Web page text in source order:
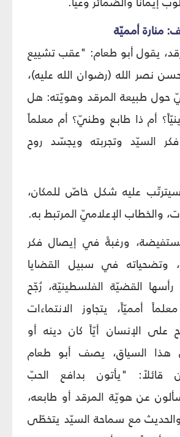
منارة أمميّة
يقول أبو طعام: "عقب تشييع
نصر الله (رضوان الله عليه)،
حول طبيعة المرقد وهويّته: هل
أم ذا طابع وطنيّ؟ أم معلماً
السيّد وتجربته ويجسّد روح
عليه شكل خاصّ للمكان،
والخطاب الإعلاميّ المرتبط به.
ورغبةً في إيصال فكر
وتضحياته في سبيل القضايا
القضيّة الفلسطينيّة، رُجّح
أمميّاً، يتجاوز الانتماءات
على الإنسان أيّاً كان دينه أو
هذا السياق، يصف أبو طعام
قائلاً: "يأتون بدافع الحبّ
عن هويّة المرقد أو طابعه،
والحديث مع سماحة السيّد يتخطّى